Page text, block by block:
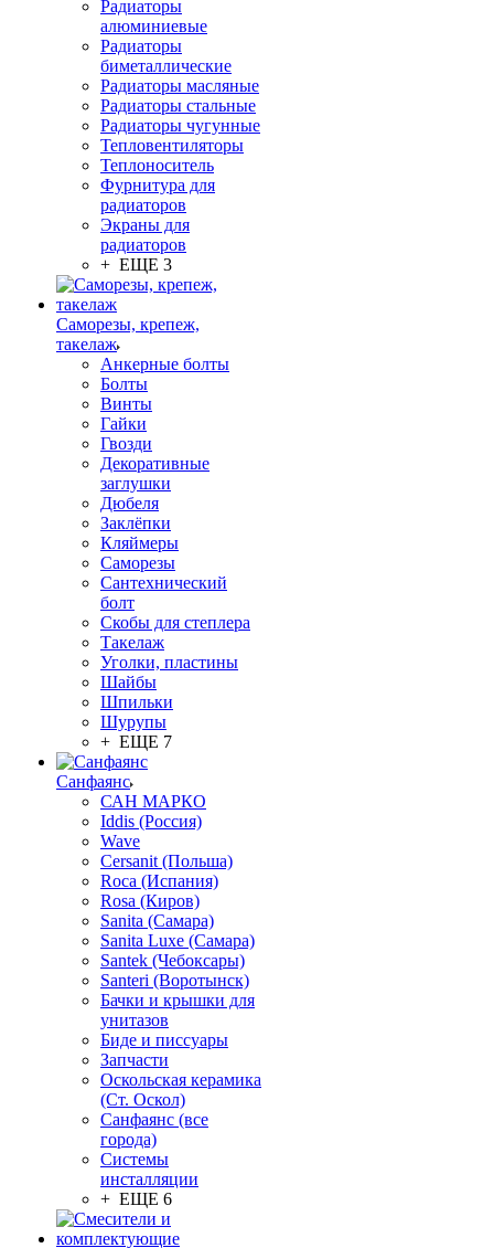
Радиаторы
алюминиевые
Радиаторы
биметаллические
Радиаторы масляные
Радиаторы стальные
Радиаторы чугунные
Тепловентиляторы
Теплоноситель
Фурнитура для
радиаторов
Экраны для
радиаторов
+ ЕЩЕ 3
Саморезы, крепеж,
такелаж
Анкерные болты
Болты
Винты
Гайки
Гвозди
Декоративные
заглушки
Дюбеля
Заклёпки
Кляймеры
Саморезы
Сантехнический
болт
Скобы для степлера
Такелаж
Уголки, пластины
Шайбы
Шпильки
Шурупы
+ ЕЩЕ 7
Санфаянс
САН МАРКО
Iddis (Россия)
Wave
Cersanit (Польша)
Roca (Испания)
Rosa (Киров)
Sanita (Самара)
Sanita Luxe (Самара)
Santek (Чебоксары)
Santeri (Воротынск)
Бачки и крышки для
унитазов
Биде и писсуары
Запчасти
Оскольская керамика
(Ст. Оскол)
Санфаянс (все
города)
Системы
инсталляции
+ ЕЩЕ 6